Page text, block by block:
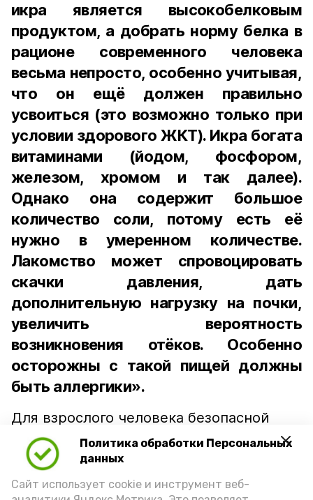
Политика обработки Персональных
данных
Сайт использует cookie и инструмент веб-
икра является высокобелковым
продуктом, а добрать норму белка в
рационе современного человека
весьма непросто, особенно учитывая,
что он ещё должен правильно
усвоиться (это возможно только при
условии здорового ЖКТ). Икра богата
витаминами (йодом, фосфором,
железом, хромом и так далее).
Однако она содержит большое
количество соли, потому есть её
нужно в умеренном количестве.
Лакомство может спровоцировать
скачки давления, дать
дополнительную нагрузку на почки,
увеличить вероятность
возникновения отёков. Особенно
осторожны с такой пищей должны
быть аллергики».
Для взрослого человека безопасной
порцией икры считается 30-50 граммов
(2-3 ложки). При этом следует обратить
внимание на хлеб, с которым она
подаётся: лучше выбирать